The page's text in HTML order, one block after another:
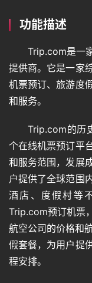
功能描述
Trip.com是一
提供商。它是一家
机票预订、旅游度
和服务。
Trip.com的历
个在线机票预订平
和服务范围，发展
户提供了全球范围
酒店、度假村等
Trip.com预订机票
航空公司的价格和
假套餐，为用户提
程安排。